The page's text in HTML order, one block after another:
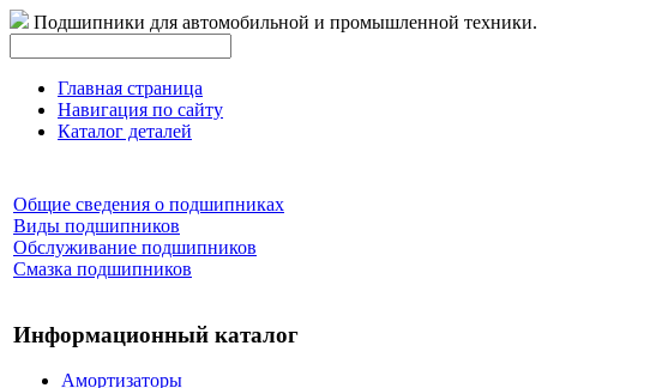
Подшипники для автомобильной и промышленной техники.
Главная страница
Навигация по сайту
Каталог деталей
Общие сведения о подшипниках
Виды подшипников
Обслуживание подшипников
Смазка подшипников
Информационный каталог
Амортизаторы